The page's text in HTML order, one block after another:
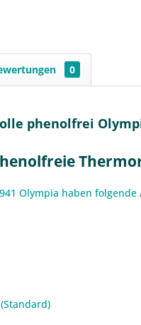
0
phenolfrei
Olympia haben folgende